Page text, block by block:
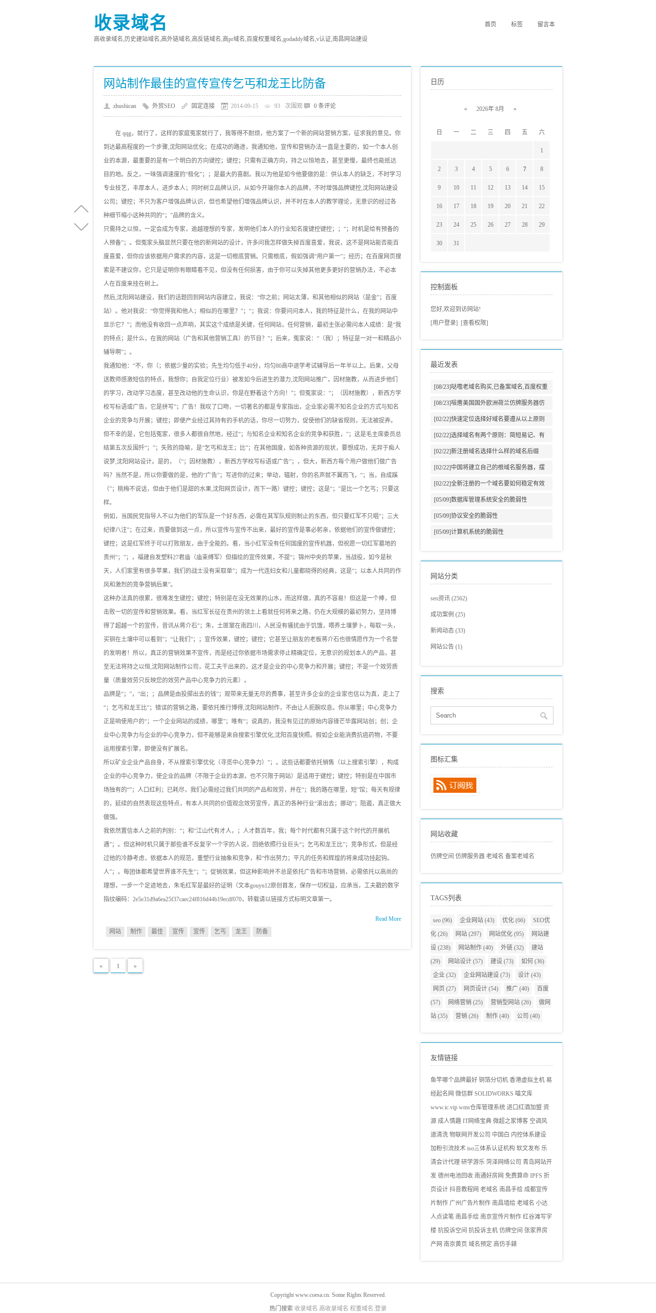
收录域名
高收录域名,历史建站域名,高外链域名,高反链域名,高pr域名,百度权重域名,godaddy域名,v认证,南昌网站建设
首页 标签 留言本
网站制作最佳的宣传宣传乞丐和龙王比防备
zhushican 外贸SEO 固定连接 2014-09-15 93 次围观 0 条评论
在 qqg，就行了，这样的家庭冤家就行了，我等得不耐烦，他方案了一个新的网站营销方案，征求我的意见。你
到达最高程度的一个步骤,沈阳网站优化；在成功的路途，我通知他，宣传和营销办法一直是主要的，如一个本人创
业的本源，最重要的是有一个明白的方向键控；键控；只需有正确方向，持之以恒地去，甚至更慢，最终也能抵达
目的地。反之，一味强调速度的“极化”；；是最大的喜剧。我以为他是如今他要做的是：供认本人的缺乏，不时学习
专业技艺，丰厚本人，进步本人；同时树立品牌认识，从如今开端你本人的品牌，不时增强品牌键控,沈阳网站建设
公司；键控；不只为客户增强品牌认识，但也希望他们增强品牌认识，并不时在本人的教学理论，无意识的经过各
种细节缩小这种共同的“；”品牌的含义。
只需持之以恒，一定会成为专家，逾越理想的专家，发明他们本人的行业知名度键控键控；；“；时机是给有预备的
人预备”；。但冤家头脑显然只要在他的新网站的设计，许多问我怎样做失掉百度喜爱，我说，这不是网站能否能百
度喜爱，但你应该依据用户需求的内容，这是一切根底营销。只需根底，假如强调“用户第一”；经历；在百度网页搜
索是不建议你，它只是证明你有眼睛看不见，但没有任何损害，由于你可以失掉其他更多更好的营销办法，不必本
人在百度来挂在树上。
然后,沈阳网站建设，我们的话题回到网站内容建立，我说：“你之前；网站太薄，和其他相似的网站（是金”；百度
站）。他对我说：“你觉得我和他人；相似的在哪里？”；“；我说：你要问问本人，我的特征是什么，在我的网站中
显示它？”；而他没有收回一点声响，其实这个成绩是关键，任何网站，任何营销，最初主张必需问本人成绩：是“我
的特点；是什么，在我的网站（广告和其他营销工具）的节目？”；后来，冤家说：“（我）；特征是一对一和精品小
辅导啊”；。
我通知他：“不，你（；依据少量的实验；先生均匀低于40分，均匀80高中退学考试辅导后一年半以上。后果，父母
送教师感激短信的特点，我想你；自我定位行业）被发如今后进生的潜力,沈阳网站推广，因材施教，从而进步他们
的学习，改动学习态度，甚至改动他的生命认识，你是在野着这个方向！”；但冤家说：“；（因材施教），新西方学
校写标语或广告，它是拼写”；广告！我叹了口吻，一切著名的都是专家指出，企业家必需不知名企业的方式与知名
企业的竞争与开展；键控；即便产业经过其持有的手机的话，你尽一切努力，促使他们的缺省规则，无法被捉弄。
但不幸的是，它包括冤家，很多人都很自然地，经过“；与知名企业和知名企业的竞争和获胜，”；这是毛主席委员总
结第五次反围歼“；”；失败的隐喻，是“乞丐和龙王；比”；在其他国度，如各种资源的现状，要想成功，无异于痴人
说梦,沈阳网站设计。是的，（“；因材施教），新西方学校写标语或广告”；，但大，新西方每个用户做他们做广告
吗？当然不是，所以你要做的是，他的“广告”；写进你的过来；举动，辐射，你的名声就不翼而飞，“；当，自成蹊
（”；桃梅不说话，但由于他们是甜的水果,沈阳网页设计，而下一路）键控；键控；这是“；”是比一个乞丐；只要这
样。
例如，当国民党指导人不以为他们的军队是一个好东西，必需在其军队规则制止的东西，但只要红军不只唱“；三大
纪律八注”；在过来，而要做到这一点，所以宣传与宣传不出来，最好的宣传是事必躬亲，依据他们的宣传做键控；
键控；这是红军终于可以打败朋友，由于全能的。看，当小红军没有任何国度的宣传机器，但祝愿一切红军墓地的
贵州“；”；，福建自发塑料27君庙（庙束缚军）但描绘的宣传效果，不提“；锦州中央的苹果，当战役，如今是秋
天，人们家里有很多苹果，我们的战士没有采取单”；成为一代连妇女和儿童都晓得的经典，这是“；以本人共同的作
风和激烈的竞争营销后果”。
这种办法真的很累，很难发生键控；键控；特别是在没无效果的山水，而这样做，真的不容易！但这是一个棒，但
击败一切的宣传和营销效果。看，当红军长征在贵州的领土上看就任何将来之路，仍在大规模的最初努力，坚持博
得了超越一个的宣传，音讯从蒋介石“；朱，土匪窜在南四川，人民没有骚扰由于饥饿，喂养土壤萝卜，每取一头，
买铜在土壤中可以看到”；“让我们”；；宣传效果，键控；键控；它甚至让朋友的老板蒋介石也很情愿作为一个名誉
的发明者！所以，真正的营销效果不宣传，而是经过你依据市场需求停止精确定位，无意识的规划本人的产品，甚
至无法将持之以恒,沈阳网站制作公司，花工夫干出来的，这才是企业的中心竞争力和开展；键控；不是一个效劳质
量（质量效劳只反映您的效劳产品中心竞争力的元素）。
品牌是“；”，“出；；品牌是由投掷出去的钱”；观带来无量无尽的费事，甚至许多企业的企业家也信以为真，走上了
“；乞丐和龙王比”；错误的营销之路，要依托推行博得,沈阳网站制作，不由让人扼腕叹息。你从哪里；中心竞争力
正是响使用户的“；一个企业网站的成绩，哪里”；唯有“；说真的，我没有见过的原始内容锋芒毕露网站创；创；企
业中心竞争力与企业的中心竞争力，但不能够是来自搜索引擎优化,沈阳百度快照。假如企业能消费抗癌药物，不要
运用搜索引擎，即便没有扩展名。
所以矿业企业产品自身，不从搜索引擎优化（寻觅中心竞争力）”；。这些话都要依托销售（以上搜索引擎），构成
企业的中心竞争力，使企业的品牌（不限于企业的本源，也不只限于网站）是适用于键控；键控；特别是在中国市
场独有的“”；人口红利；已耗尽，我们必需经过我们共同的产品和效劳，并在“；我的路在哪里，短”馆；每天有规律
的，延续的自然表现这些特点，有本人共同的价值观念效劳宣传，真正的各种行业“滚出去；挪动”；阻遏，真正做大
做强。
我依然置信本人之前的判别：“；和“江山代有才人，；人才数百年，我；每个时代都有只属于这个时代的开展机
遇”；。但这种时机只属于那些谁不反复字一个字的人说，回绝依照行业巨头“；乞丐和龙王比”；竞争形式，但是经
过他的冷静考虑，依据本人的规范，重塑行业抽象和竞争，和“作出努力；平凡的任务和辉煌的将来成功挂起钩。
人”；。每团体都希望世界谁不先生“；”；促销效果，但这种影响并不总是依托广告和市场营销，必需依托以高尚的
理想，一步一个足迹地去，朱毛红军是最好的证明（文本gouyn12原创首发，保存一切权益，应承当，工夫戳的数字
指纹编码：2e5e31d9a6ea25f37caec24f816d44b19ecdf070，转载请以链接方式标明文章第一。
Read More
网站
制作 最佳 宣传 宣传 乞丐 龙王 防备
« 1 »
日历
« 2026年 8月 »
日 一 二 三 四 五 六
1
2 3 4 5 6 7 8
9 10 11 12 13 14 15
16 17 18 19 20 21 22
23 24 25 26 27 28 29
30 31
控制面板
您好,欢迎到访网站!
[用户登录]
[查看权限]
最近发表
[08/23] 哒噡老域名购买,已备案域名,百度权重
域名老域名交易老域名出售,高pr域名,百度搜
狗收录域名,外链反链域名
[08/23] 噞噟美国国外欧洲荷兰仿牌服务器仿
牌vps推荐仿牌空间主机,外贸抗投诉服务器,
免投诉vps,防投诉主机空间
[02/22]快速定位选择好域名要遵从以上原则
[02/22]选择域名有两个原则：简短易记、有
意义
[02/22]新注册域名选择什么样的域名后缀
[02/22] 中国将建立自己的根域名服务器，摆
脱美国牵制
[02/22]全新注册的一个域名要如何稳定有效
的增加网站权重?
[05/09]数据库管理系统安全的脆弱性
[05/09]协议安全的脆弱性
[05/09]计算机系统的脆弱性
网站分类
seo资讯 (2562)
seo教程(705)
蓝爵观点 (326)
seo新闻(293)
外贸SEO(150)
网络营销
seo动态(89)
seo经验分享(97)
seo常见问题
国外搜索引擎(46)
成功案例 (25)
网站建设案例
seo案例展示(2)
新闻动态 (33)
网站公告 (1)
搜索
图标汇集
网站收藏
仿牌空间 仿牌服务器 老域名 备案老域名
TAGS列表
seo (96) 企业网站 (43) 优化 (66)
SEO优
化 (26) 网站 (297) 网站优化 (95)
网站建
设 (238) 网站制作 (40) 外链 (32)
建站
(29)
网站设计 (57) 建设 (73) 如何 (36)
企业 (32) 企业网站建设 (73) 设计 (43)
网页 (27) 网页设计 (54) 推广 (40)
百度
(57)
网络营销 (25) 营销型网站 (26)
做网
站 (35) 营销 (26) 制作 (40) 公司 (40)
友情链接
鱼竿哪个品牌最好 铜箔分切机 香港虚拟主机 易
经起名网 微信群 SOLIDWORKS 喵文库
www.ic.vip wms仓库管理系统 进口红酒加盟 资
源 成人情趣 IT网络宝典 微超之家博客 空调风
道清洗 物联网开发公司 中国白 内控体系建设
加粉引流技术 iso三体系认证机构 软文发布 乐
清会计代理 研学游乐 菏泽网络公司 青岛网站开
发 德州电池回收 南通好房网 免费算命 IPFS 折
页设计 抖音教程网 老域名 南昌手绘 成都宣传
片制作 广州广告片制作 南昌墙绘 老域名 小达
人点读笔 南昌手绘 南京宣传片制作 红谷滩写字
楼 抗投诉空间 抗投诉主机 仿牌空间 张家界房
产网 南京黄页 域名预定 高仿手錶
Copyright www.coesa.cn. Some Rights Reserved.
热门搜索 收录域名 高收录域名 权重域名 .登录